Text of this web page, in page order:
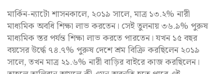
মার্কিন-ন্যাটো শাসনকালে, ২০১৯ সালে, মাত্র ১৩.২% নারী
মাধ্যমিক অবধি শিক্ষা লাভ করতেন। সেই তুলনায় ৩৬.৯% পুরুষ
মাধ্যমিক স্তর পর্যন্ত শিক্ষা লাভ করতে পারতেন। যখন ১৫ বছর
বয়সের উর্দ্ধে ৭৪.৭% পুরুষ দেশে শ্রম বিক্রি করছিলেন ২০১৯
সালে, তখন মাত্র ২১.৬% নারী বাড়ির বাইরে কাজ করছিলেন।